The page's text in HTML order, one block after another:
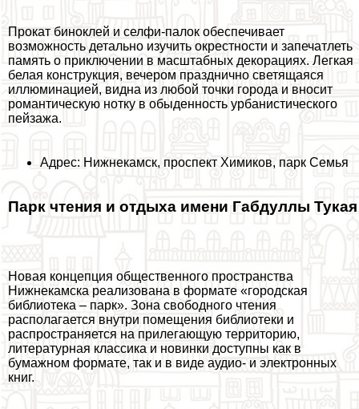
Прокат биноклей и селфи-палок обеспечивает
возможность детально изучить окрестности и запечатлеть
память о приключении в масштабных декорациях. Легкая
белая конструкция, вечером празднично светящаяся
иллюминацией, видна из любой точки города и вносит
романтическую нотку в обыденность урбанистического
пейзажа.
Адрес: Нижнекамск, проспект Химиков, парк Семья
Парк чтения и отдыха имени Габдуллы Тукая
Новая концепция общественного прострaнcтва
Нижнекамска реализована в формате «городская
библиотека – парк». Зона свободного чтения
располагается внутри помещения библиотеки и
распространяется на прилегающую территорию,
литературная классика и новинки доступны как в
бумажном формате, так и в виде аудио- и электронных
книг.